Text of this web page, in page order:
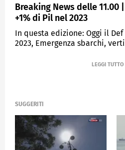
Breaking News delle 11.00
+1% di Pil nel 2023
In questa edizione: Oggi il Def
2023, Emergenza sbarchi,
la salma di Parini, Berlusconi
SUGGERITI